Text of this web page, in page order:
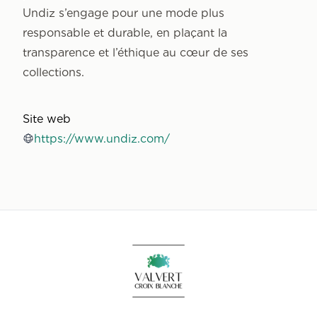
Undiz s’engage pour une mode plus
responsable et durable, en plaçant la
transparence et l’éthique au cœur de ses
collections.
Site web
https://www.undiz.com/
Accueil